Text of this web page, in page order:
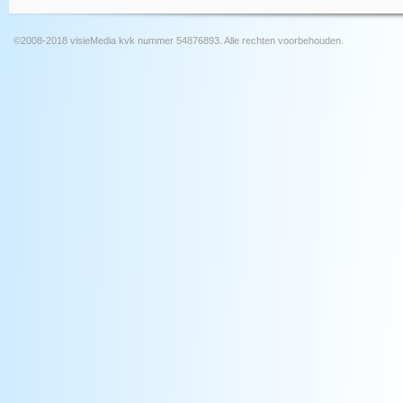
©2008-2018 visieMedia kvk nummer 54876893. Alle rechten voorbehouden.